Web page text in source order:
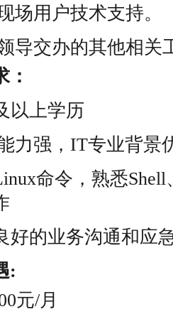
场用户技术支持。
导交办的其他相关
：
以上学历
力强，IT专业背景
命令，熟悉Shell
好的业务沟通和应
:
元/月